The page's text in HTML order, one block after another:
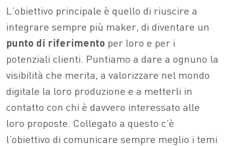
L’obiettivo principale è quello di riuscire a
integrare sempre più maker, di diventare un
punto di riferimento per loro e per i
potenziali clienti. Puntiamo a dare a ognuno la
visibilità che merita, a valorizzare nel mondo
digitale la loro produzione e a metterli in
contatto con chi è davvero interessato alle
loro proposte. Collegato a questo c’è
l’obiettivo di comunicare sempre meglio i temi